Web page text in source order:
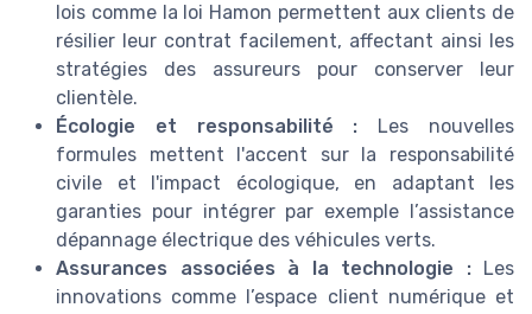
lois comme la loi Hamon permettent aux clients de
résilier leur contrat facilement, affectant ainsi les
stratégies des assureurs pour conserver leur
clientèle.
Écologie et responsabilité : Les nouvelles
formules mettent l'accent sur la responsabilité
civile et l'impact écologique, en adaptant les
garanties pour intégrer par exemple l’assistance
dépannage électrique des véhicules verts.
Assurances associées à la technologie :Les
innovations comme l’espace client numérique et